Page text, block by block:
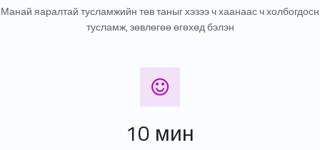
Манай яаралтай тусламжийн төв таныг хэзээ ч хаанаас ч холбогдосн
тусламж, зөвлөгөө өгөхөд бэлэн
10 мин хүлээх хугацаа
10 мин